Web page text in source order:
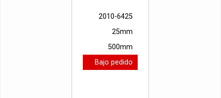
2010-6425
25mm
500mm
Bajo pedido